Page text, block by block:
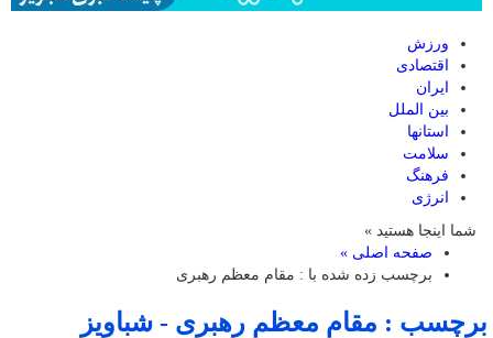
ورزش
اقتصادی
ایران
بین الملل
استانها
سلامت
فرهنگ
انرژی
شما اینجا هستید »
صفحه اصلی »
برچسب زده شده با : مقام معظم رهبری
برچسب : مقام معظم رهبری - شباویز